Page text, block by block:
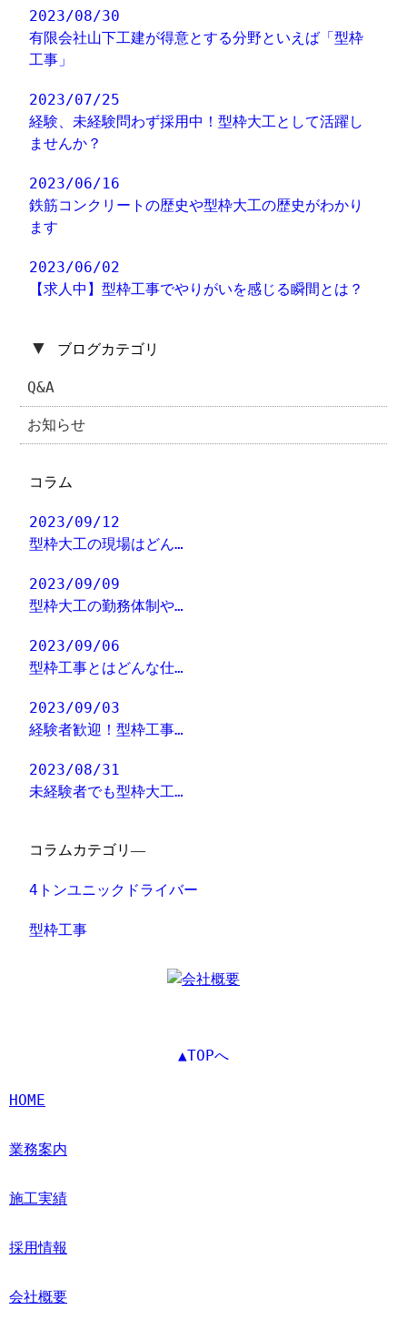
2023/08/30
有限会社山下工建が得意とする分野といえば「型枠
工事」
2023/07/25
経験、未経験問わず採用中！型枠大工として活躍し
ませんか？
2023/06/16
鉄筋コンクリートの歴史や型枠大工の歴史がわかり
ます
2023/06/02
【求人中】型枠工事でやりがいを感じる瞬間とは？
▼ ブログカテゴリ
Q&A
お知らせ
コラム
2023/09/12
型枠大工の現場はどん…
2023/09/09
型枠大工の勤務体制や…
2023/09/06
型枠工事とはどんな仕…
2023/09/03
経験者歓迎！型枠工事…
2023/08/31
未経験者でも型枠大工…
コラムカテゴリ―
4トンユニックドライバー
型枠工事
▲TOPへ
HOME
業務案内
施工実績
採用情報
会社概要